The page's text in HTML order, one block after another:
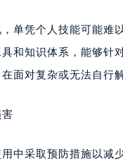
单凭个人技能可能
和知识体系，能够针
面对复杂或无法自行
中采取预防措施以减